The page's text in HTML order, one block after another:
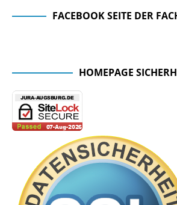
FACEBOOK SEITE DER
HOMEPAGE